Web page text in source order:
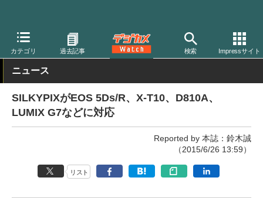
カテゴリ 過去記事 検索 Impressサイト
デジカメ Watch PC/モバイル関連 アプリ/ソフトウェア シルキ
ニュース
SILKYPIXがEOS 5Ds/R、X-T10、D810A、
LUMIX G7などに対応
Reported by 本誌：鈴木誠
（2015/6/26 13:59）
リスト